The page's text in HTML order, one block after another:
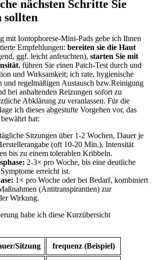
nächsten⁤ Schritte‌ Sie‌
sollten
mit Iontophorese‑Mini‑Pads gebe‍ ich‌ Ihnen
Empfehlungen: bereiten sie die Haut⁣
ggf. ‍leicht​ anfeuchten), starten ⁢Sie mit
, führen ‌Sie einen Patch‑Test durch ​und
und Wirksamkeit; ich ‍rate, ‌hygienische
und⁣ regelmäßigen Austausch ⁢bzw.Reinigung‌
bei anhaltenden Reizungen ⁣sofort zu
Abklärung zu veranlassen. Für die
ich ⁣dieses abgestufte Vorgehen vor, das⁤
hat:
⁢ tägliche ​Sitzungen über​ 1-2 Wochen, Dauer je
⁢(oft ​10-20 Min.), ⁤Intensität​
bis​ zu ⁢einem tolerablen Kribbeln.
‍2-3× pro⁣ Woche, bis ⁤eine deutliche
erreicht ist.
1× pro⁣ Woche ​oder bei Bedarf, kombiniert
(Antitranspirantien) zur
Wirkung.
⁢habe⁣ ich diese ⁢Kurzübersicht
Sitzung frequenz (Beispiel)